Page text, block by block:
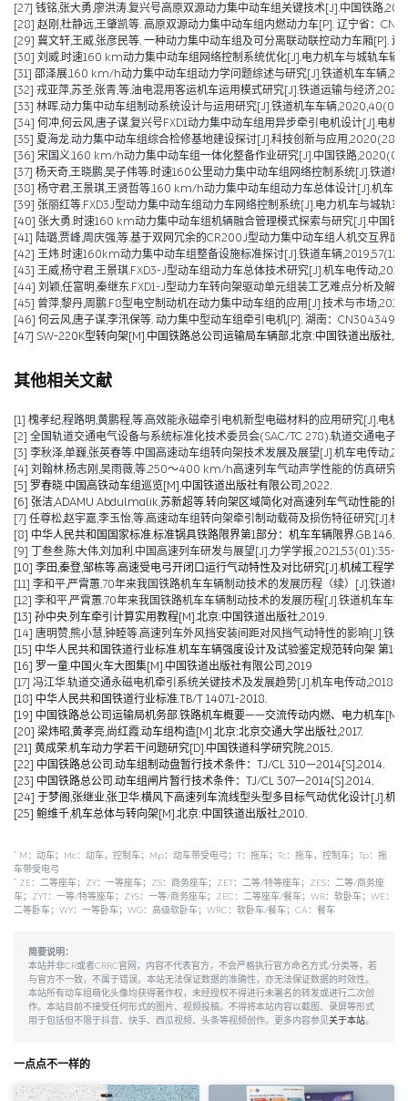
[27] 钱铭,张大勇,廖洪涛.复兴号高原双源动力集中动车组关键技术[J].中国铁路
[28] 赵刚,杜静远,王肇凯等. 高原双源动力集中动车组内燃动力车[P]. 辽宁省：
[29] 冀文轩,王威,张彦民等. 一种动力集中动车组及可分离联动联控动力车厢[P].
[30] 刘威.时速160 km动力集中动车组网络控制系统优化[J].电力机车与城轨车
[31] 邵泽展.160 km/h动力集中动车组动力学问题综述与研究[J].铁道机车车辆
[32] 戎亚萍,苏圣,张青,等.油电混用客运机车运用模式研究[J].铁道运输与经济
[33] 林晖.动力集中动车组制动系统设计与运用研究[J].铁道机车车辆
[34] 何冲,何云风,唐子谋.复兴号FXD1动力集中动车组用异步牵引电机设计[J].电
[35] 夏海龙.动力集中动车组综合检修基地建设探讨[J].科技创新与应用
[36] 宋国义.160 km/h动力集中动车组一体化整备作业研究[J].中国铁路
[37] 杨天奇,王晓鹏,吴子伟等.时速160公里动力集中动车组网络控制系统[J].铁道
[38] 杨守君,王景琪,王贤哲等.160 km/h动力集中动车组动力车总体设计[J].机车
[39] 张丽红等.FXD3J型动力集中动车组动力车网络控制系统[J].电力机车与城轨
[40] 张大勇.时速160 km动力集中动车组机辆融合管理模式探索与研究[J].中国
[41] 陆璐,贾峰,周庆强,等.基于双网冗余的CR200J型动力集中动车组人机交互界
[42] 王炜.时速160km动力集中动车组整备设施标准探讨[J].铁道车辆
[43] 王威,杨守君,王景琪.FXD3-J型动车组动力车总体技术研究[J].机车电传动
[44] 刘颖,任富明,秦继东.FXD1-J型动力车转向架驱动单元组装工艺难点分析及
[45] 曾萍,黎丹,周鹏.F8型电空制动机在动力集中动车组的应用[J].技术与市场
[46] 何云风,唐子谋,李汛保等. 动力集中型动车组牵引电机[P]. 湖南：
[47] SW-220K型转向架[M].中国铁路总公司运输局车辆部,北京:中国铁道出版社
其他相关文献
[1] 槐孝纪,程路明,黄鹏程,等.高效能永磁牵引电机新型电磁材料的应用研究[J].电
[2] 全国轨道交通电气设备与系统标准化技术委员会(SAC/TC 278).轨道交通电
[3] 李秋泽,单巍,张英春等.中国高速动车组转向架技术发展及展望[J].机车电传动
[4] 刘翰林,杨志刚,吴雨薇,等.250～400 km/h高速列车气动声学性能的仿真研究
[5] 罗春晓.中国高铁动车组巡览[M].中国铁道出版社有限公司,2022.
[6] 张洁,ADAMU Abdulmalik,苏新超等.转向架区域简化对高速列车气动性能的
[7] 任尊松,赵宇嘉,李玉怡,等.高速动车组转向架牵引制动载荷及损伤特征研究[J].机
[8] 中华人民共和国国家标准.标准锅具铁路限界第1部分：机车车辆限界.GB
[9] 丁叁叁,陈大伟,刘加利.中国高速列车研发与展望[J].力学学报,2021,53(01):35-
[10] 李田,秦登,邹栋等.高速受电弓开闭口运行气动特性及对比研究[J].机械工程学
[11] 李和平,严霄蕙.70年来我国铁路机车车辆制动技术的发展历程（续）[J].铁道
[12] 李和平,严霄蕙.70年来我国铁路机车车辆制动技术的发展历程[J].铁道机车车
[13] 孙中央.列车牵引计算实用教程[M].北京:中国铁道出版社,2019.
[14] 唐明赞,熊小慧,钟睦等.高速列车外风挡安装间距对风挡气动特性的影响[J].铁
[15] 中华人民共和国铁道行业标准.机车车辆强度设计及试验鉴定规范转向架 第1
[16] 罗一童.中国火车大图集[M].中国铁道出版社有限公司,2019
[17] 冯江华.轨道交通永磁电机牵引系统关键技术及发展趋势[J].机车电传动
[18] 中华人民共和国铁道行业标准.TB/T 1407.1-2018.
[19] 中国铁路总公司运输局机务部.铁路机车概要——交流传动内燃、电力机车[M].
[20] 梁炜昭,黄孝亮,尚红霞.动车组构造[M].北京:北京交通大学出版社,2017.
[21] 黄成荣.机车动力学若干问题研究[D].中国铁道科学研究院,2015.
[22] 中国铁路总公司.动车组制动盘暂行技术条件：TJ/CL 310—2014[S].2014.
[23] 中国铁路总公司.动车组闸片暂行技术条件：TJ/CL 307—2014[S].2014.
[24] 于梦阁,张继业,张卫华.横风下高速列车流线型头型多目标气动优化设计[J].机
[25] 鲍维千,机车总体与转向架[M].北京:中国铁道出版社,2010.
* M：动车；Mc：动车，控制车；Mp：动车带受电弓；T：拖车；Tc：拖车，控制车；Tp：拖
车带受电弓
* ZE：二等座车；ZY：一等座车；ZS：商务座车；ZET：二等/特等座车；ZES：二等/商务座
车；ZYT：一等/特等座车；ZYS：一等/商务座车；ZEC：二等座车/餐车；WR：软卧车；WE：
二等卧车；WY：一等卧车；WG：高级软卧车；WRC：软卧车/餐车；CA：餐车
简要说明：
本站并非CR或者CRRC官网，内容不代表官方，不会严格执行官方命名方式/分类等，若
与官方不一致，不属于错误。本站无法保证数据的准确性，亦无法保证数据的时效性。
本站所有动车组萌化头像均获得著作权，未经授权不得进行未署名的转发或进行二次创
作。本站目前不接受任何形式的图片、视频投稿。不得将本站内容以截图、录屏等形式
用于包括但不限于抖音、快手、西瓜视频、头条等视频创作。更多内容参见关于本站。
一点点不一样的